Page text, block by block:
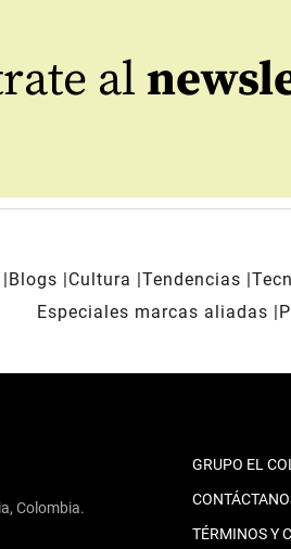
al
Blogs Cultura Tendencias
Especiales marcas aliadas
Colombia.
GRUPO EL
TÉRMINOS Y